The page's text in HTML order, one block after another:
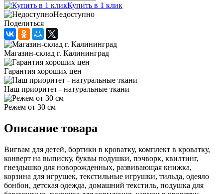
Купить в 1 клик
Недоступно
Поделиться
Магазин-склад г. Калининград
Гарантия хороших цен
Наш приоритет - натуральные ткани
Режем от 30 см
Описание товара
Вигвам для детей, бортики в кроватку, комплект в кроватку,
конверт на выписку, буквы подушки, пэчворк, квилтинг,
гнездышко для новорожденных, развивающая книжка,
корзина для игрушек, текстильные игрушки, тильда, одеяло
бонбон, детская одежда, домашний текстиль, подушка для